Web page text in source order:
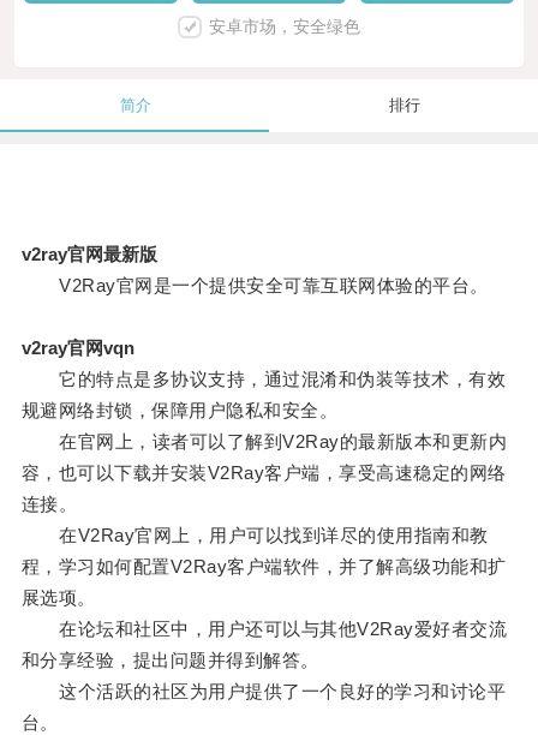
安卓市场，安全绿色
简介 排行
v2ray官网最新版
V2Ray官网是一个提供安全可靠互联网体验的平台。
v2ray官网vqn
它的特点是多协议支持，通过混淆和伪装等技术，有效
规避网络封锁，保障用户隐私和安全。
在官网上，读者可以了解到V2Ray的最新版本和更新内
容，也可以下载并安装V2Ray客户端，享受高速稳定的网络
连接。
在V2Ray官网上，用户可以找到详尽的使用指南和教
程，学习如何配置V2Ray客户端软件，并了解高级功能和扩
展选项。
在论坛和社区中，用户还可以与其他V2Ray爱好者交流
和分享经验，提出问题并得到解答。
这个活跃的社区为用户提供了一个良好的学习和讨论平
台。